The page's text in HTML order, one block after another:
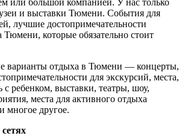
и выставки Тюмени. События для
лучшие достопримечательности
Тюмени, которые обязательно стоит
варианты отдыха в Тюмени — концерты,
для экскурсий, места,
с ребенком, выставки, театры, шоу,
места для активного отдыха
многое другое.